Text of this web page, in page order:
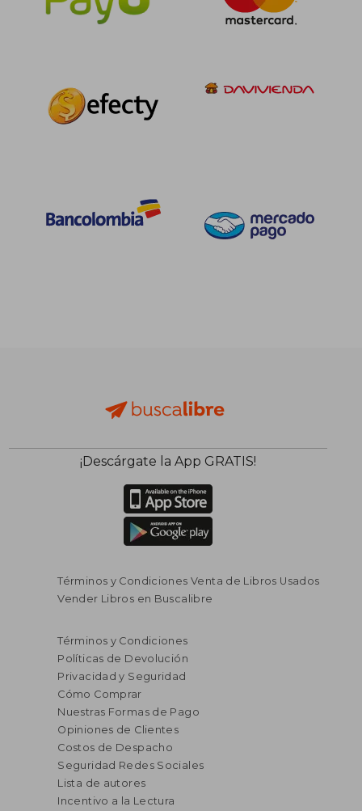
¡Descárgate la App GRATIS!
Términos y Condiciones Venta de Libros Usados
Vender Libros en Buscalibre
Términos y Condiciones
Políticas de Devolución
Privacidad y Seguridad
Cómo Comprar
Nuestras Formas de Pago
Opiniones de Clientes
Costos de Despacho
Seguridad Redes Sociales
Lista de autores
Incentivo a la Lectura